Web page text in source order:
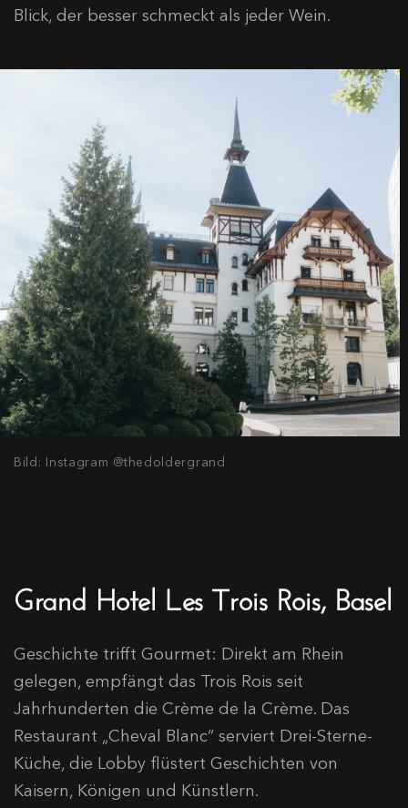
Blick, der besser schmeckt als jeder Wein.
Bild: Instagram @thedoldergrand
Grand Hotel Les Trois Rois, Basel
Geschichte trifft Gourmet: Direkt am Rhein
gelegen, empfängt das Trois Rois seit
Jahrhunderten die Crème de la Crème. Das
Restaurant „Cheval Blanc“ serviert Drei-Sterne-
Küche, die Lobby flüstert Geschichten von
Kaisern, Königen und Künstlern.